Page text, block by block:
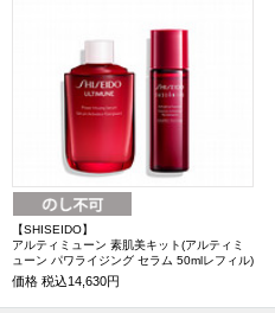
【SHISEIDO】
アルティミューン 素肌美キット(アルティミ
ューン パワライジング セラム 50mlレフィル)
価格 税込14,630円